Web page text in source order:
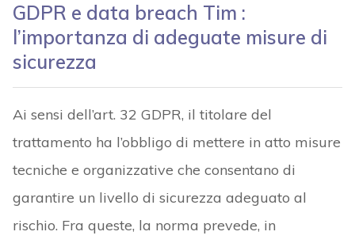
GDPR e data breach Tim :
l’importanza di adeguate misure di
sicurezza
Ai sensi dell’art. 32 GDPR, il titolare del
trattamento ha l’obbligo di mettere in atto misure
tecniche e organizzative che consentano di
garantire un livello di sicurezza adeguato al
rischio. Fra queste, la norma prevede, in